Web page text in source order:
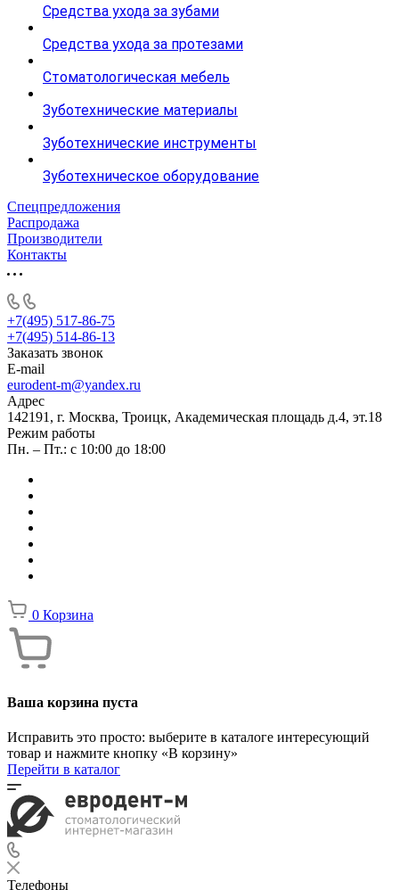
Средства ухода за зубами
Средства ухода за протезами
Стоматологическая мебель
Зуботехнические материалы
Зуботехнические инструменты
Зуботехническое оборудование
Спецпредложения
Распродажа
Производители
Контакты
+7(495) 517-86-75
+7(495) 514-86-13
Заказать звонок
E-mail
eurodent-m@yandex.ru
Адрес
142191, г. Москва, Троицк, Академическая площадь д.4, эт.18
Режим работы
Пн. – Пт.: с 10:00 до 18:00
0 Корзина
Ваша корзина пуста
Исправить это просто: выберите в каталоге интересующий
товар и нажмите кнопку «В корзину»
Перейти в каталог
Телефоны